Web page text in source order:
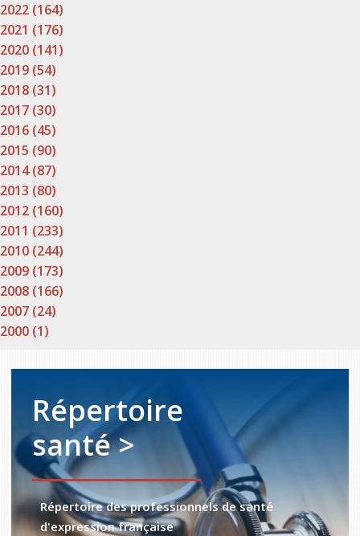
2022 (164)
2021 (176)
2020 (141)
2019 (54)
2018 (31)
2017 (30)
2016 (45)
2015 (90)
2014 (87)
2013 (80)
2012 (160)
2011 (233)
2010 (244)
2009 (173)
2008 (166)
2007 (24)
2000 (1)
Répertoire
santé >
Répertoire des professionnels de santé
d'expression française